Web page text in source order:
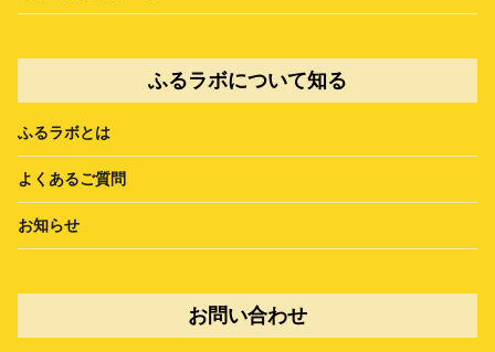
ふるラボについて知る
ふるラボとは
よくあるご質問
お知らせ
お問い合わせ